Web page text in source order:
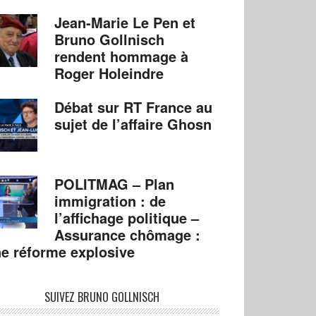
Jean-Marie Le Pen et
Bruno Gollnisch
rendent hommage à
Roger Holeindre
Débat sur RT France au
sujet de l’affaire Ghosn
POLITMAG – Plan
immigration : de
l’affichage politique –
Assurance chômage :
réforme explosive
SUIVEZ BRUNO GOLLNISCH